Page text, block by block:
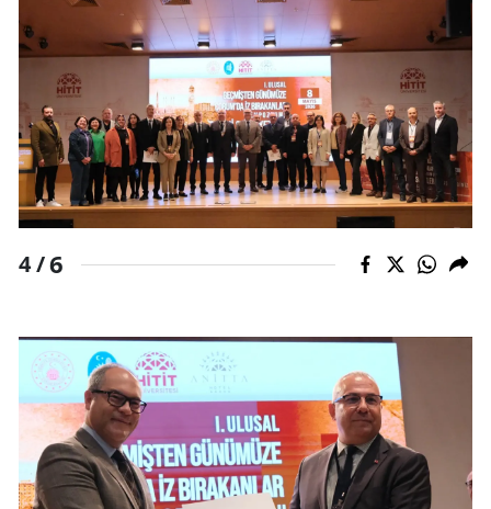
Iğdır
Yalova
Karabük
Kilis
Osmaniye
Düzce
4 /6